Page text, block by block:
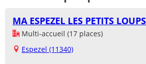
MA ESPEZEL LES PETITS LOUPS
Multi-accueil (17 places)
Espezel (11340)